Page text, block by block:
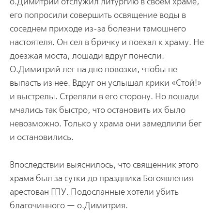
его попросили совершить освящение воды в
соседнем приходе из-за болезни тамошнего
настоятеля. Он сел в бричку и поехал к храму. Не
доезжая моста, лошади вдруг понесли.
О.Димитрий лег на дно повозки, чтобы не
выпасть из нее. Вдруг он услышал крики «Стой!»
и выстрелы. Стреляли в его сторону. Но лошади
мчались так быстро, что остановить их было
невозможно. Только у храма они замедлили бег
и остановились.
Впоследствии выяснилось, что священник этого
храма был за сутки до праздника Богоявления
арестован ГПУ. Подосланные хотели убить
благочинного — о.Димитрия.